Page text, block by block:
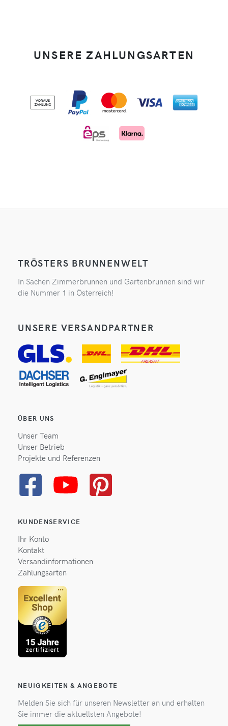
UNSERE ZAHLUNGSARTEN
TRÖSTERS BRUNNENWELT
In Sachen Zimmerbrunnen und Gartenbrunnen sind wir
die Nummer 1 in Österreich!
UNSERE VERSANDPARTNER
ÜBER UNS
Unser Team
Unser Betrieb
Projekte und Referenzen
KUNDENSERVICE
Ihr Konto
Kontakt
Versandinformationen
Zahlungsarten
NEUIGKEITEN & ANGEBOTE
Melden Sie sich für unseren Newsletter an und erhalten
Sie immer die aktuellsten Angebote!